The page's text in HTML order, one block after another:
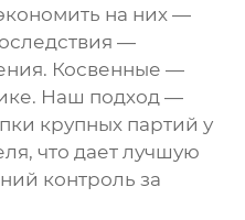
на них —
—
Косвенные —
Наш подход —
крупных партий у
что дает лучшую
контроль за